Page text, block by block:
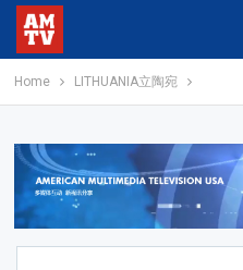
Home LITHUANIA立陶宛